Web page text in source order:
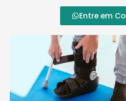
Entre em